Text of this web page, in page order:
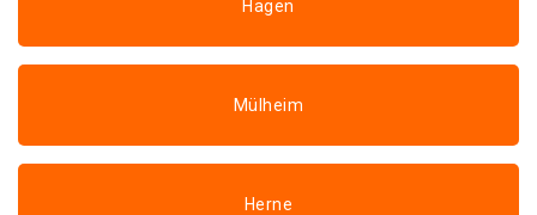
Hagen
Mülheim
Herne